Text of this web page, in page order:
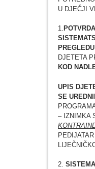
U DJEČJI
1.
PREGLEDU
DJETETA
KOD
UPIS
SE
– IZNIMKA
2.